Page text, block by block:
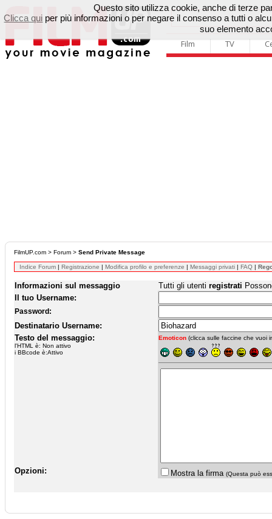
Film TV
FilmUP.com > Forum > Send Private Message
Indice Forum | Registrazione | Modifica profilo e preferenze | Messaggi privati | FAQ |
Informazioni sul messaggio Tutti gli utenti registrati
Il tuo Username:
Password:
Destinatario Username:
Testo del messaggio:
l'HTML è: Non attivo
i BBcode è:Attivo
Emoticon (clicca sulle faccine che vuoi
Opzioni: Mostra la firma (Questa può
Questo sito utilizza cookie, anche di terze
Clicca qui per più informazioni o per negare il consenso a tutti o
suo elemento